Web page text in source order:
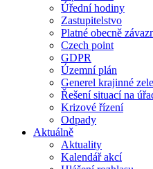
Úřední hodiny
Zastupitelstvo
Platné obecně
Czech point
GDPR
Územní plán
Generel krajinné
Řešení situací na
Krizové řízení
Odpady
Aktuálně
Aktuality
Kalendář akcí